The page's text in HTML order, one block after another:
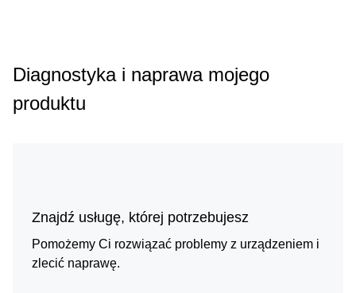
Diagnostyka i naprawa mojego
produktu
Znajdź usługę, której potrzebujesz
Pomożemy Ci rozwiązać problemy z urządzeniem i
zlecić naprawę.